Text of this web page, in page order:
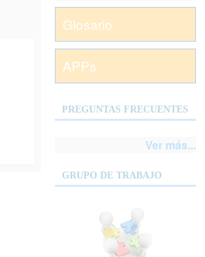
Glosario
APPs
PREGUNTAS FRECUENTES
Ver más...
GRUPO DE TRABAJO